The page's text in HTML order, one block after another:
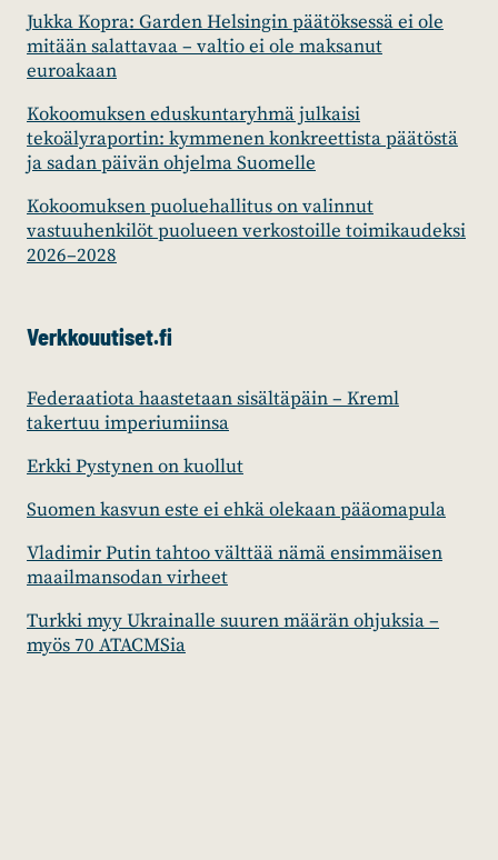
Jukka Kopra: Garden Helsingin päätöksessä ei ole
mitään salattavaa – valtio ei ole maksanut
euroakaan
Kokoomuksen eduskuntaryhmä julkaisi
tekoälyraportin: kymmenen konkreettista päätöstä
ja sadan päivän ohjelma Suomelle
Kokoomuksen puoluehallitus on valinnut
vastuuhenkilöt puolueen verkostoille toimikaudeksi
2026–2028
Verkkouutiset.fi
Federaatiota haastetaan sisältäpäin – Kreml
takertuu imperiumiinsa
Erkki Pystynen on kuollut
Suomen kasvun este ei ehkä olekaan pääomapula
Vladimir Putin tahtoo välttää nämä ensimmäisen
maailmansodan virheet
Turkki myy Ukrainalle suuren määrän ohjuksia –
myös 70 ATACMSia